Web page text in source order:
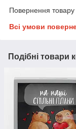
Повернення
Всі умови
Подібні товари